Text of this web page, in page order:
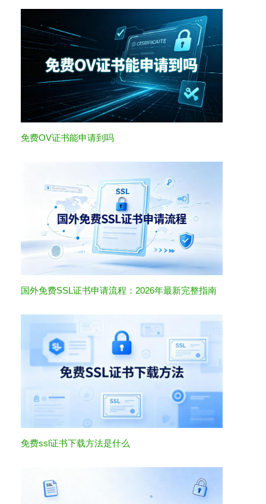
免费OV证书能申请到吗
国外免费SSL证书申请流程：2026年最新完整指南
免费ssl证书下载方法是什么